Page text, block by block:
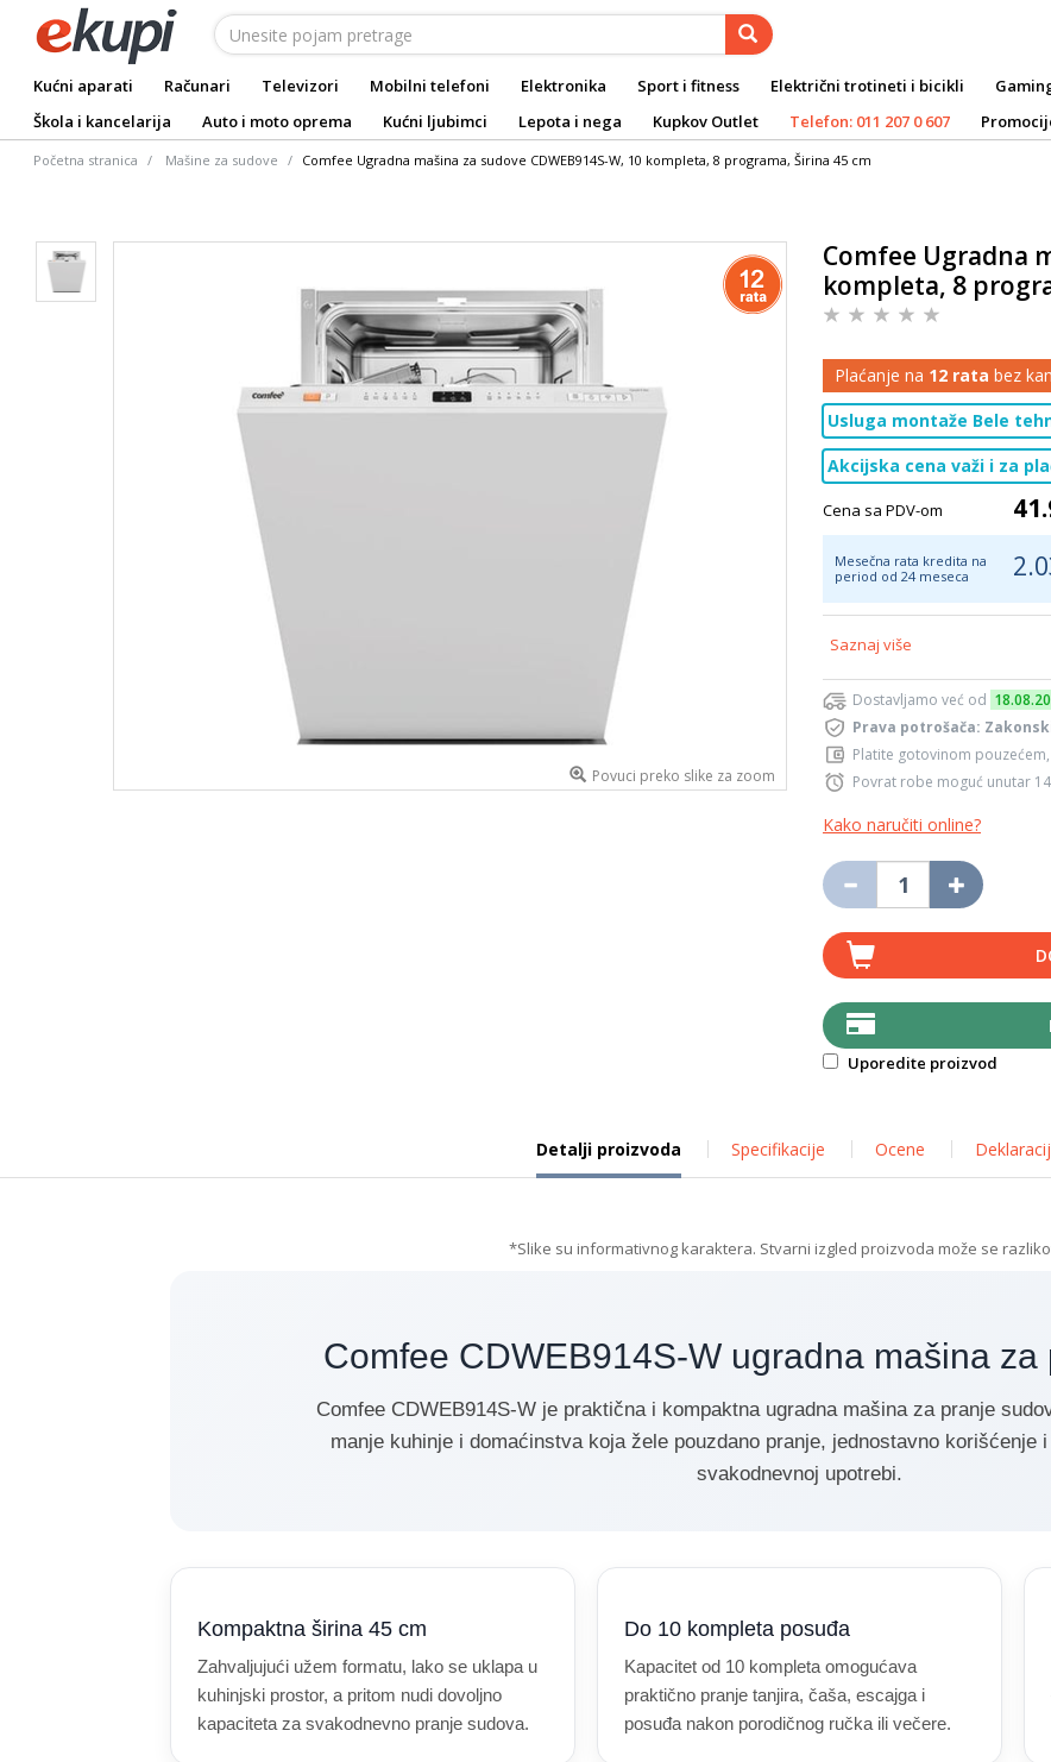
Kućni aparati Računari Televizori Mobilni telefoni Elektronika Sport i fitness Električni trotineti i bicikli
Škola i kancelarija
Auto i moto oprema Kućni ljubimci Lepota i nega Kupkov Outlet Telefon: 011 207 0 607
Početna stranica Mašine za sudove Comfee Ugradna mašina za sudove CDWEB914S-W, 10 kompleta, 8 programa, Širina 45 cm
Povuci preko slike za zoom
Comfee Ugradna
kompleta, 8
Plaćanje na 12 rata bez
Usluga montaže Bele
Akcijska cena važi i za
Cena sa PDV-om
Mesečna rata kredita na
period od 24 meseca
Saznaj više
Dostavljamo već od
Prava potrošača:
Platite gotovinom
Povrat robe moguć unutar
Kako naručiti online?
Uporedite proizvod
Detalji proizvoda Specifikacije Ocene
*Slike su informativnog karaktera. Stvarni izgled proizvoda može se
Comfee CDWEB914S-W ugradna mašina
Comfee CDWEB914S-W je praktična i kompaktna ugradna mašina za pranje
manje kuhinje i domaćinstva koja žele pouzdano pranje, jednostavno korišćenje
svakodnevnoj upotrebi.
Kompaktna širina 45 cm
Zahvaljujući užem formatu, lako se uklapa u
kuhinjski prostor, a pritom nudi dovoljno
kapaciteta za svakodnevno pranje sudova.
Do 10 kompleta posuđa
Kapacitet od 10 kompleta omogućava
praktično pranje tanjira, čaša, escajga i
posuđa nakon porodičnog ručka ili večere.